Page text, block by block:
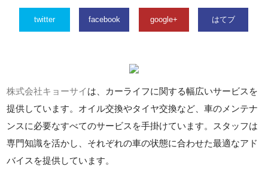
twitter facebook google+ はてブ
株式会社キョーサイは、カーライフに関する幅広いサービスを
提供しています。オイル交換やタイヤ交換など、車のメンテナ
ンスに必要なすべてのサービスを手掛けています。スタッフは
専門知識を活かし、それぞれの車の状態に合わせた最適なアド
バイスを提供しています。